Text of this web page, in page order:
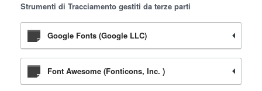
Strumenti di Tracciamento gestiti da terze parti
Google Fonts (Google LLC)
Font Awesome (Fonticons, Inc. )